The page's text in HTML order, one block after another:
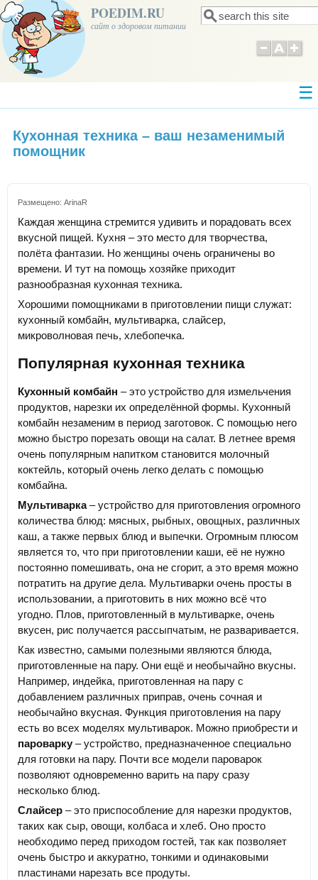
POEDIM.RU
сайт о здоровом питании Форма поиска
Поиск
Кухонная техника – ваш незаменимый
помощник
Размещено: ArinaR
Каждая женщина стремится удивить и порадовать всех
вкусной пищей. Кухня – это место для творчества,
полёта фантазии. Но женщины очень ограничены во
времени. И тут на помощь хозяйке приходит
разнообразная кухонная техника.
Хорошими помощниками в приготовлении пищи служат:
кухонный комбайн, мультиварка, слайсер,
микроволновая печь, хлебопечка.
Популярная кухонная техника
Кухонный комбайн – это устройство для измельчения
продуктов, нарезки их определённой формы. Кухонный
комбайн незаменим в период заготовок. С помощью него
можно быстро порезать овощи на салат. В летнее время
очень популярным напитком становится молочный
коктейль, который очень легко делать с помощью
комбайна.
Мультиварка– устройство для приготовления огромного
количества блюд: мясных, рыбных, овощных, различных
каш, а также первых блюд и выпечки. Огромным плюсом
является то, что при приготовлении каши, её не нужно
постоянно помешивать, она не сгорит, а это время можно
потратить на другие дела. Мультиварки очень просты в
использовании, а приготовить в них можно всё что
угодно. Плов, приготовленный в мультиварке, очень
вкусен, рис получается рассыпчатым, не разваривается.
Как известно, самыми полезными являются блюда,
приготовленные на пару. Они ещё и необычайно вкусны.
Например, индейка, приготовленная на пару с
добавлением различных приправ, очень сочная и
необычайно вкусная. Функция приготовления на пару
есть во всех моделях мультиварок. Можно приобрести и
пароварку – устройство, предназначенное специально
для готовки на пару. Почти все модели пароварок
позволяют одновременно варить на пару сразу
несколько блюд.
Слайсер – это приспособление для нарезки продуктов,
таких как сыр, овощи, колбаса и хлеб. Оно просто
необходимо перед приходом гостей, так как позволяет
очень быстро и аккуратно, тонкими и одинаковыми
пластинами нарезать все продуты.